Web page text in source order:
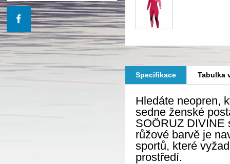
Specifikace Tabulka
Hledáte neopren,
sedne ženské
SOÖRUZ DIVINE
růžové barvě je
sportů, které
prostředí.